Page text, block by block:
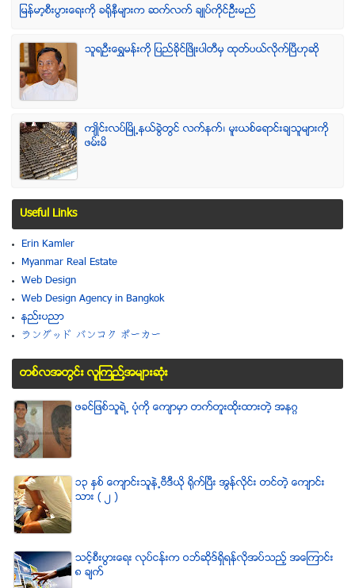
ျမန္မာ့စီးပြားေရးကို ခရိုနီမ်ားက ဆက္လက္ ခ်ဳပ္ကိုင္ဥိီးမည္
သူရဦးေရႊမန္းကို ျပည္ခိုင္ျဖိဳးပါတီမွ ထုတ္ပယ္လိုက္ျပီဟုဆို
က်ဳိင္းလပ္ၿမိဳ႕နယ္ခြဲတြင္ လက္နက္၊ မူးယစ္ေရာင္းခ်သူမ်ားကို
ဖမ္းမိ
Useful Links
Erin Kamler
Myanmar Real Estate
Web Design
Web Design Agency in Bangkok
နည္းပညာ
ラングッド バンコク ポーカー
တစ္လအတြင္း လူၾကည္႔အမ်ားဆံုး
ဖခင္ျဖစ္သူရဲ႕ ပံုကို ေက်ာမွာ တက္တူးထိုးထားတဲ့ အနဂၢ
၁၃ ႏွစ္ ေက်ာင္းသူနဲ႕ဗီဒီယို ရိုက္ျပီး အြန္လိုင္း တင္တဲ့ ေက်ာင္း
သား ( ၂ )
သင့္စီးပြားေရး လုပ္ငန္းက ဝဘ္ဆိုဒ္ရွိရန္လိုအပ္သည့္ အေၾကာင္း
၈ ခ်က္